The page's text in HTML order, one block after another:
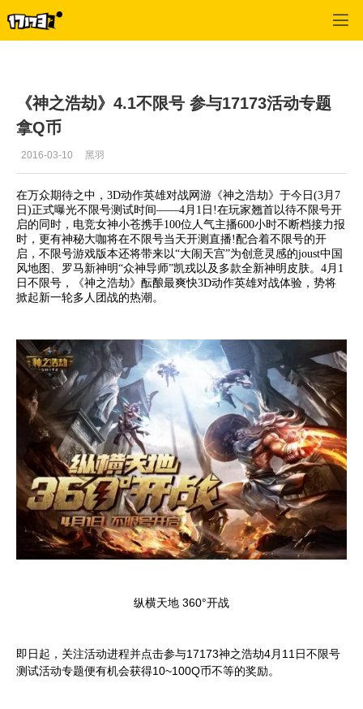
《神之浩劫》4.1不限号 参与17173活动专题
拿Q币
2016-03-10 黑羽
在万众期待之中，3D动作英雄对战网游《神之浩劫》于今日(3月7
日)正式曝光不限号测试时间——4月1日!在玩家翘首以待不限号开
启的同时，电竞女神小苍携手100位人气主播600小时不断档接力报
时，更有神秘大咖将在不限号当天开测直播!配合着不限号的开
启，不限号游戏版本还将带来以“大闹天宫”为创意灵感的joust中国
风地图、罗马新神明“众神导师”凯戎以及多款全新神明皮肤。4月1
日不限号，《神之浩劫》酝酿最爽快3D动作英雄对战体验，势将
掀起新一轮多人团战的热潮。
纵横天地 360°开战
即日起，关注活动进程并点击参与17173神之浩劫4月11日不限号
测试活动专题便有机会获得10~100Q币不等的奖励。